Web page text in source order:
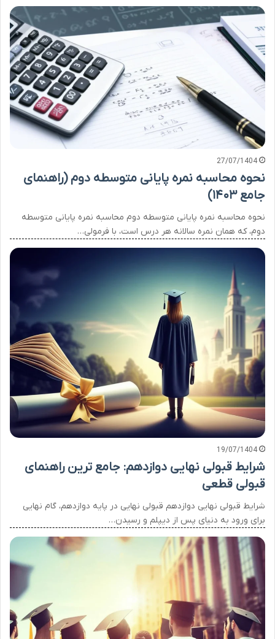
27/07/1404
نحوه محاسبه نمره پایانی متوسطه دوم (راهنمای
جامع ۱۴۰۳)
نحوه محاسبه نمره پایانی متوسطه دوم محاسبه نمره پایانی متوسطه
دوم، که همان نمره سالانه هر درس است، با فرمولی…
19/07/1404
شرایط قبولی نهایی دوازدهم: جامع ترین راهنمای
قبولی قطعی
شرایط قبولی نهایی دوازدهم قبولی نهایی در پایه دوازدهم، گام نهایی
برای ورود به دنیای پس از دیپلم و رسیدن…